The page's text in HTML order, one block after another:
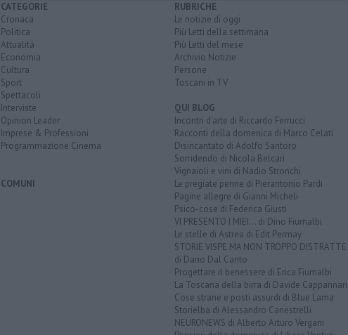
CATEGORIE
Cronaca
Politica
Attualità
Economia
Cultura
Sport
Spettacoli
Interviste
Opinion Leader
Imprese & Professioni
Programmazione Cinema
COMUNI
RUBRICHE
Le notizie di oggi
Più Letti della settimana
Più Letti del mese
Archivio Notizie
Persone
Toscani in TV
QUI BLOG
Incontri d'arte di Riccardo Ferrucci
Racconti della domenica di Marco Celati
Disincantato di Adolfo Santoro
Sorridendo di Nicola Belcari
Vignaioli e vini di Nadio Stronchi
Le pregiate penne di Pierantonio Pardi
Pagine allegre di Gianni Micheli
Psico-cose di Federica Giusti
VI PRESENTO I MIEI... di Dino Fiumalbi
Le stelle di Astrea di Edit Permay
STORIE VISPE MA NON TROPPO DISTRATTE
di Dario Dal Canto
Progettare il benessere di Erica Fiumalbi
La Toscana della birra di Davide Cappannari
Cose strane e posti assurdi di Blue Lama
Storielba di Alessandro Canestrelli
NEURONEWS di Alberto Arturo Vergani